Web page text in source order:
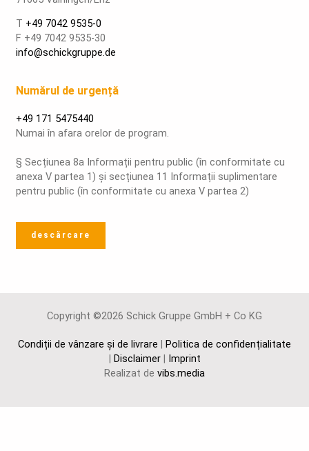
T +49 7042 9535-0
F +49 7042 9535-30
info@schickgruppe.de
Numărul de urgență
+49 171 5475440
Numai în afara orelor de program.
§ Secțiunea 8a Informații pentru public (în conformitate cu
anexa V partea 1) și secțiunea 11 Informații suplimentare
pentru public (în conformitate cu anexa V partea 2)
descărcare
Copyright ©2026 Schick Gruppe GmbH + Co KG
Condiții de vânzare și de livrare | Politica de confidențialitate
| Disclaimer| Imprint
Realizat de vibs.media